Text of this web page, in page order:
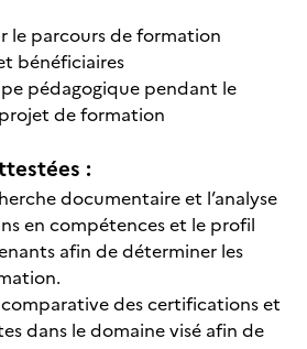
le parcours de formation
bénéficiaires
pédagogique pendant le
de formation
:
documentaire et l’analyse
en compétences et le profil
afin de déterminer les
des certifications et
dans le domaine visé afin de